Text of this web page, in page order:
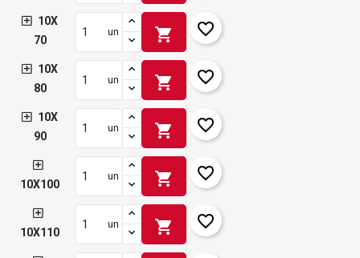
10X
70
un shopping_cart favorite_border
10X
80
un shopping_cart favorite_border
10X
90
un shopping_cart favorite_border
10X100
un shopping_cart favorite_border
10X110
un shopping_cart favorite_border